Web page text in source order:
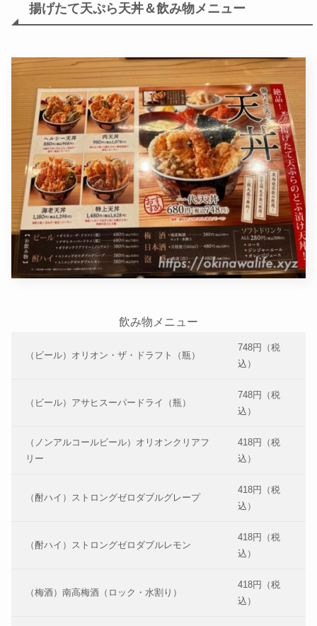
揚げたて天ぷら天丼＆飲み物メニュー
飲み物メニュー
（ビール）オリオン・ザ・ドラフト（瓶）
748円（税
込）
（ビール）アサヒスーパードライ（瓶）
748円（税
込）
（ノンアルコールビール）オリオンクリアフ
リー
418円（税
込）
（酎ハイ）ストロングゼロダブルグレープ
418円（税
込）
（酎ハイ）ストロングゼロダブルレモン
418円（税
込）
（梅酒）南高梅酒（ロック・水割り）
418円（税
込）